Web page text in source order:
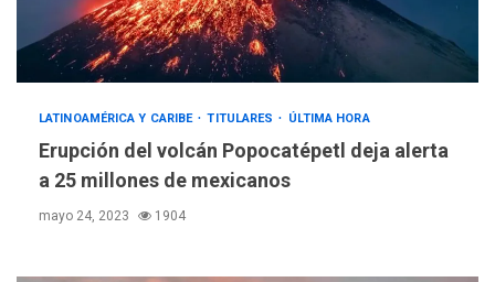
LATINOAMÉRICA Y CARIBE TITULARES ÚLTIMA HORA
Erupción del volcán Popocatépetl deja alerta
a 25 millones de mexicanos
mayo 24, 2023 1904